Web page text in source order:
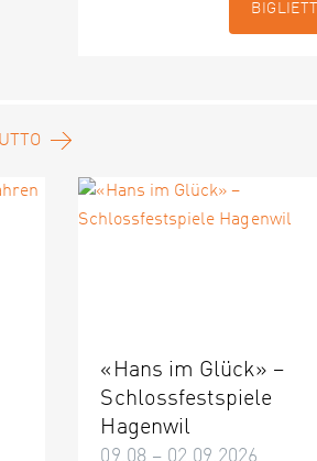
BIGLIETTI
«Hans im Glück» –
Schlossfestspiele
Hagenwil
09.08 – 02.09.2026